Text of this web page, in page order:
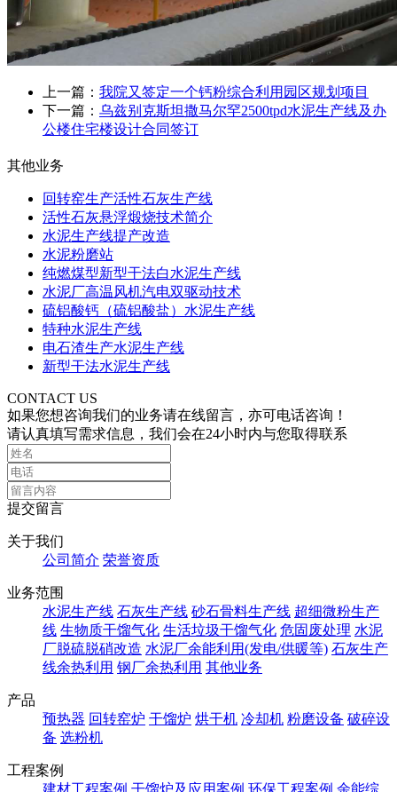
上一篇： 我院又签定一个钙粉综合利用园区规划项目
下一篇： 乌兹别克斯坦撒马尔罕2500tpd水泥生产线及办
公楼住宅楼设计合同签订
其他业务
回转窑生产活性石灰生产线
活性石灰悬浮煅烧技术简介
水泥生产线提产改造
水泥粉磨站
纯燃煤型新型干法白水泥生产线
水泥厂高温风机汽电双驱动技术
硫铝酸钙（硫铝酸盐）水泥生产线
特种水泥生产线
电石渣生产水泥生产线
新型干法水泥生产线
CONTACT US
如果您想咨询我们的业务请在线留言，亦可电话咨询！
请认真填写需求信息，我们会在24小时内与您取得联系
提交留言
关于我们
公司简介 荣誉资质
业务范围
水泥生产线 石灰生产线 砂石骨料生产线 超细微粉生产
线 生物质干馏气化 生活垃圾干馏气化 危固废处理 水泥
厂脱硫脱硝改造 水泥厂余能利用(发电/供暖等) 石灰生产
线余热利用 钢厂余热利用 其他业务
产品
预热器 回转窑炉 干馏炉 烘干机 冷却机 粉磨设备 破碎设
备 选粉机
工程案例
建材工程案例 干馏炉及应用案例 环保工程案例 余能综